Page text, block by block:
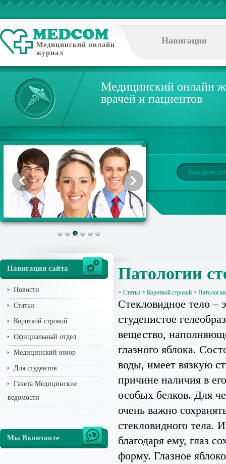
Медицинский онлайн
журнал
Навигация
Медицинский онлайн
врачей и пациентов
Навигация сайта
Новости
Статьи
Короткой строкой
Официальный отдел
Медицинский юмор
Для студентов
Газета Медицинские
ведомости
Мы Вконтакте
Патологии
> Статьи > Короткой строкой > Патологии
Стекловидное тело –
студенистое
вещество,
глазного яблока.
воды, имеет вязкую
причине наличия в
особых белков. Для
очень важно
стекловидного тела.
благодаря ему, глаз
форму. Глазное